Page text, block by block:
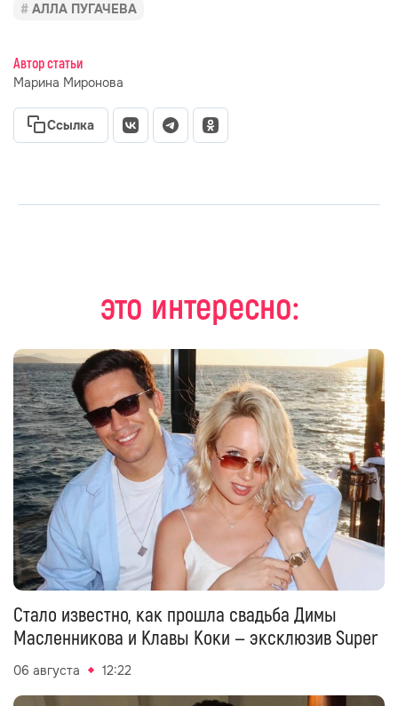
АЛЛА ПУГАЧЕВА
Автор статьи
Марина Миронова
Ссылка
это интересно:
Стало известно, как прошла свадьба Димы
Масленникова и Клавы Коки — эксклюзив Super
06 августа 12:22